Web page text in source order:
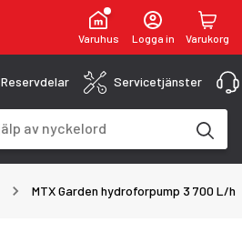
Varuhus Logga in Varukorg
Reservdelar Servicetjänster
MTX Garden hydroforpump 3 700 L/h